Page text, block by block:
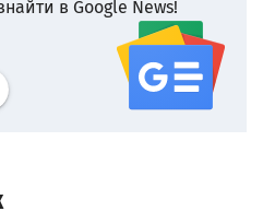
в Google News!
google news